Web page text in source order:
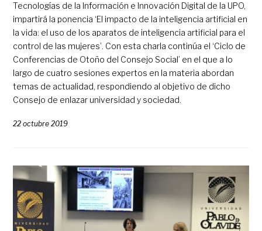
Tecnologías de la Información e Innovación Digital de la UPO,
impartirá la ponencia ‘El impacto de la inteligencia artificial en
la vida: el uso de los aparatos de inteligencia artificial para el
control de las mujeres’. Con esta charla continúa el ‘Ciclo de
Conferencias de Otoño del Consejo Social’ en el que a lo
largo de cuatro sesiones expertos en la materia abordan
temas de actualidad, respondiendo al objetivo de dicho
Consejo de enlazar universidad y sociedad.
22 octubre 2019